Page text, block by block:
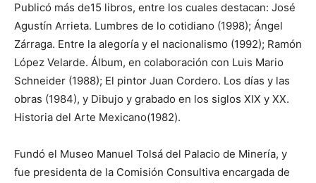
Publicó más de15 libros, entre los cuales destacan: José
Agustín Arrieta. Lumbres de lo cotidiano (1998); Ángel
Zárraga. Entre la alegoría y el nacionalismo (1992); Ramón
López Velarde. Álbum, en colaboración con Luis Mario
Schneider (1988); El pintor Juan Cordero. Los días y las
obras (1984), y Dibujo y grabado en los siglos XIX y XX.
Historia del Arte Mexicano(1982).
Fundó el Museo Manuel Tolsá del Palacio de Minería, y
fue presidenta de la Comisión Consultiva encargada de